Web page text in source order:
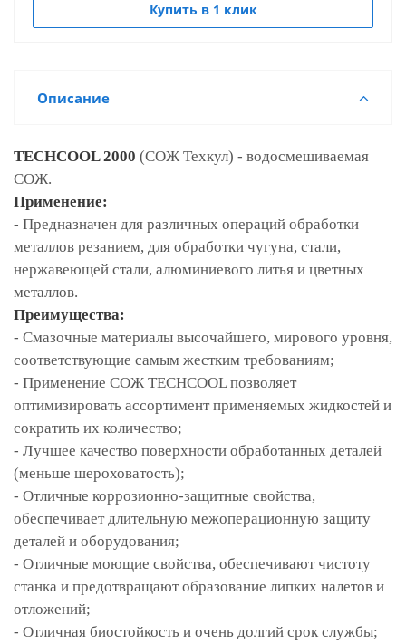
Купить в 1 клик
Описание
TECHCOOL 2000 (СОЖ Техкул) - водосмешиваемая
СОЖ.
Применение:
- Предназначен для различных операций обработки
металлов резанием, для обработки чугуна, стали,
нержавеющей стали, алюминиевого литья и цветных
металлов.
Преимущества:
- Смазочные материалы высочайшего, мирового уровня,
соответствующие самым жестким требованиям;
- Применение СОЖ TECHCOOL позволяет
оптимизировать ассортимент применяемых жидкостей и
сократить их количество;
- Лучшее качество поверхности обработанных деталей
(меньше шероховатость);
- Отличные коррозионно-защитные свойства,
обеспечивает длительную межоперационную защиту
деталей и оборудования;
- Отличные моющие свойства, обеспечивают чистоту
станка и предотвращают образование липких налетов и
отложений;
- Отличная биостойкость и очень долгий срок службы;